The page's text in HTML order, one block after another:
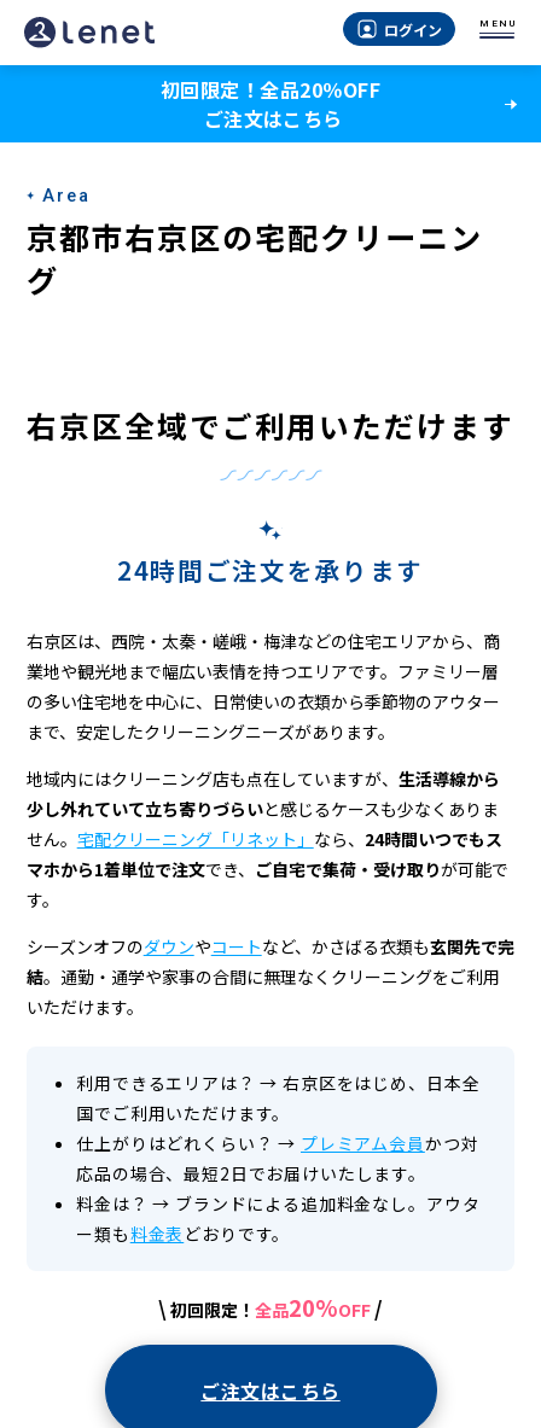
京
都
右
京
区
の
ク
グ
ログイン MENU
初回限定！全品20％OFF
ご注文はこちら
Area
京都市右京区の宅配クリーニン
グ
右京区全域でご利用いただけます
24時間ご注文を承ります
右京区は、西院・太秦・嵯峨・梅津などの住宅エリアから、商
業地や観光地まで幅広い表情を持つエリアです。ファミリー層
の多い住宅地を中心に、日常使いの衣類から季節物のアウター
まで、安定したクリーニングニーズがあります。
地域内にはクリーニング店も点在していますが、 生活導線から
少し外れていて立ち寄りづらいと感じるケースも少なくありま
せん。 宅配クリーニング「リネット」 なら、 24時間いつでもス
マホから1着単位で注文でき、 ご自宅で集荷・受け取りが可能で
す。
シーズンオフのダウンやコートなど、かさばる衣類も玄関先で完
結。通勤・通学や家事の合間に無理なくクリーニングをご利用
いただけます。
利用できるエリアは？ →右京区をはじめ、日本全
国でご利用いただけます。
仕上がりはどれくらい？ → プレミアム会員かつ対
応品の場合、最短2日でお届けいたします。
料金は？ → ブランドによる追加料金なし。アウタ
ー類も料金表 どおりです。
\ 初回限定！ 全品20%OFF /
ご注文はこちら